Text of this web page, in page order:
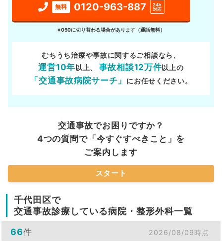
無料 0120-963-887
24h
対応
※050に切り替わる場合があります（通話無料）
むちうち治療や事故に関するご相談なら、
運営10年以上、 事故相談12万件以上の
「交通事故病院サーチ」 にお任せください。
交通事故でお困りですか？
4つの質問で「今すぐすべきこと」を
ご案内します
スタート
千代田区で
交通事故診療している病院・整形外科一覧
66件 2026/08/09時点